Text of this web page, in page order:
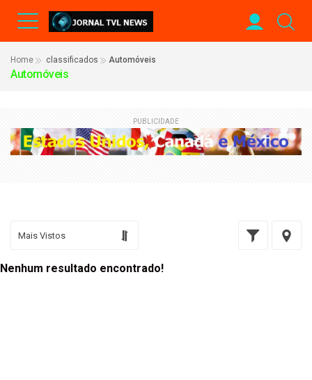
Home classificados Automóveis
Automóveis
PUBLICIDADE
Nenhum resultado encontrado!